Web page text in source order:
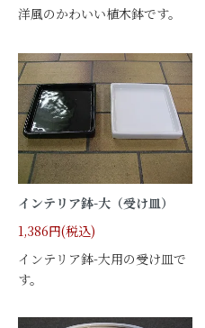
洋風のかわいい植木鉢です。
インテリア鉢-大（受け皿）
1,386円(税込)
インテリア鉢-大用の受け皿で
す。